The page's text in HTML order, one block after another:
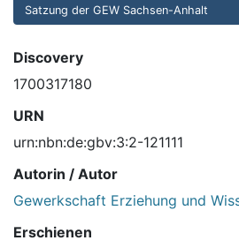
Satzung der GEW Sachsen-Anhalt
Discovery
1700317180
URN
urn:nbn:de:gbv:3:2-121111
Autorin / Autor
Gewerkschaft Erziehung und
Erschienen